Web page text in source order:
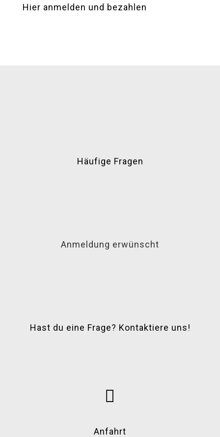
Hier anmelden und bezahlen
Häufige Fragen
Anmeldung erwünscht
Hast du eine Frage? Kontaktiere uns!
Anfahrt